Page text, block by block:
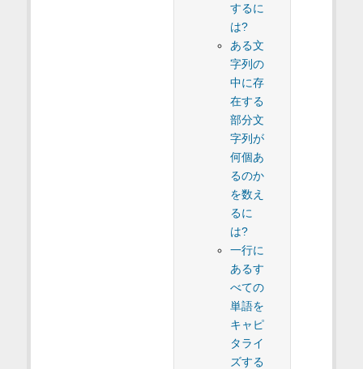
するに
は?
ある文
字列の
中に存
在する
部分文
字列が
何個あ
るのか
を数え
るに
は?
一行に
あるす
べての
単語を
キャピ
タライ
ズする